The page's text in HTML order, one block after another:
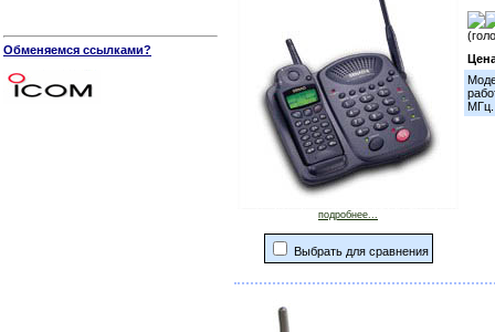
Обменяемся ссылками?
подробнее...
Выбрать для сравнения
МГц.